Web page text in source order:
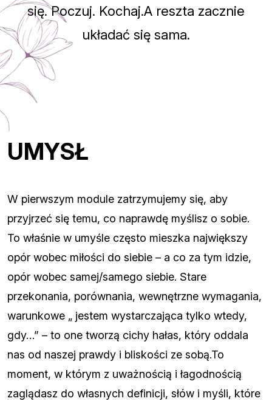
się. Poczuj. Kochaj.A reszta zacznie
układać się sama.
UMYSŁ
W pierwszym module zatrzymujemy się, aby
przyjrzeć się temu, co naprawdę myślisz o sobie.
To właśnie w umyśle często mieszka największy
opór wobec miłości do siebie – a co za tym idzie,
opór wobec samej/samego siebie. Stare
przekonania, porównania, wewnętrzne wymagania,
warunkowe „ jestem wystarczająca tylko wtedy,
gdy…” – to one tworzą cichy hałas, który oddala
nas od naszej prawdy i bliskości ze sobą.To
moment, w którym z uważnością i łagodnością
zaglądasz do własnych definicji, słów i myśli, które